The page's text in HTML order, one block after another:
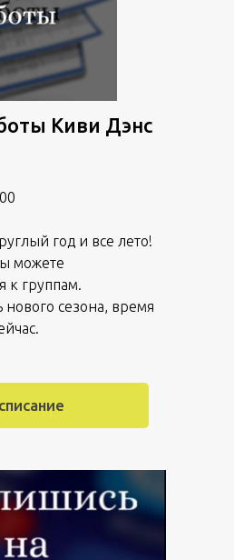
Киви Дэнс
год и все лето!
можете
к группам.
сезона, время